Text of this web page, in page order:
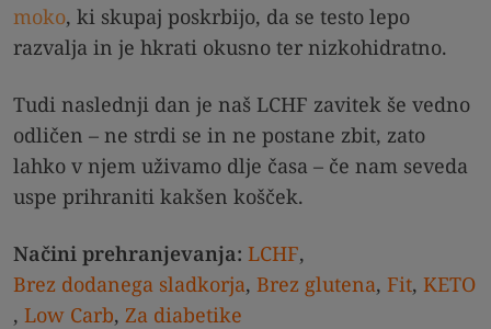
moko, ki skupaj poskrbijo, da se testo lepo
razvalja in je hkrati okusno ter nizkohidratno.
Tudi naslednji dan je naš LCHF zavitek še vedno
odličen – ne strdi se in ne postane zbit, zato
lahko v njem uživamo dlje časa – če nam seveda
uspe prihraniti kakšen košček.
Načini prehranjevanja: LCHF,
Brez dodanega sladkorja, Brez glutena, Fit, KETO
, Low Carb, Za diabetike